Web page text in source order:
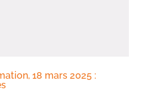
18 mars 2025 :